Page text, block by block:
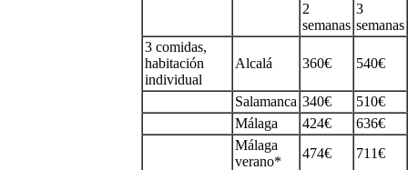
2
semanas
3
semanas
3 comidas,
habitación
individual
Alcalá 360€ 540€
Salamanca 340€
510€
Málaga
424€
636€
Málaga
verano*
474€
711€